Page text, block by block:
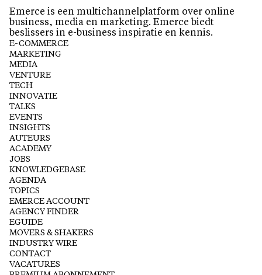
Emerce is een multichannelplatform over online
business, media en marketing. Emerce biedt
beslissers in e-business inspiratie en kennis.
E-COMMERCE
MARKETING
MEDIA
VENTURE
TECH
INNOVATIE
TALKS
EVENTS
INSIGHTS
AUTEURS
ACADEMY
JOBS
KNOWLEDGEBASE
AGENDA
TOPICS
EMERCE ACCOUNT
AGENCY FINDER
EGUIDE
MOVERS & SHAKERS
INDUSTRY WIRE
CONTACT
VACATURES